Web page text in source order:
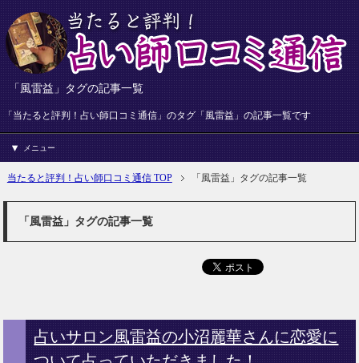
「風雷益」タグの記事一覧
「当たると評判！占い師口コミ通信」のタグ「風雷益」の記事一覧です
メニュー
当たると評判！占い師口コミ通信 TOP 「風雷益」タグの記事一覧
「風雷益」タグの記事一覧
占いサロン風雷益の小沼麗華さんに恋愛に